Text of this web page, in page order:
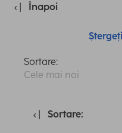
Înapoi
Sortare:
Cele mai noi
Sortare: